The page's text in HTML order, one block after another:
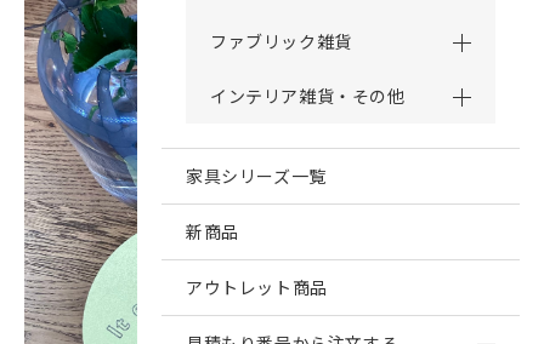
ファブリック雑貨
インテリア雑貨・その他
家具シリーズ一覧
新商品
アウトレット商品